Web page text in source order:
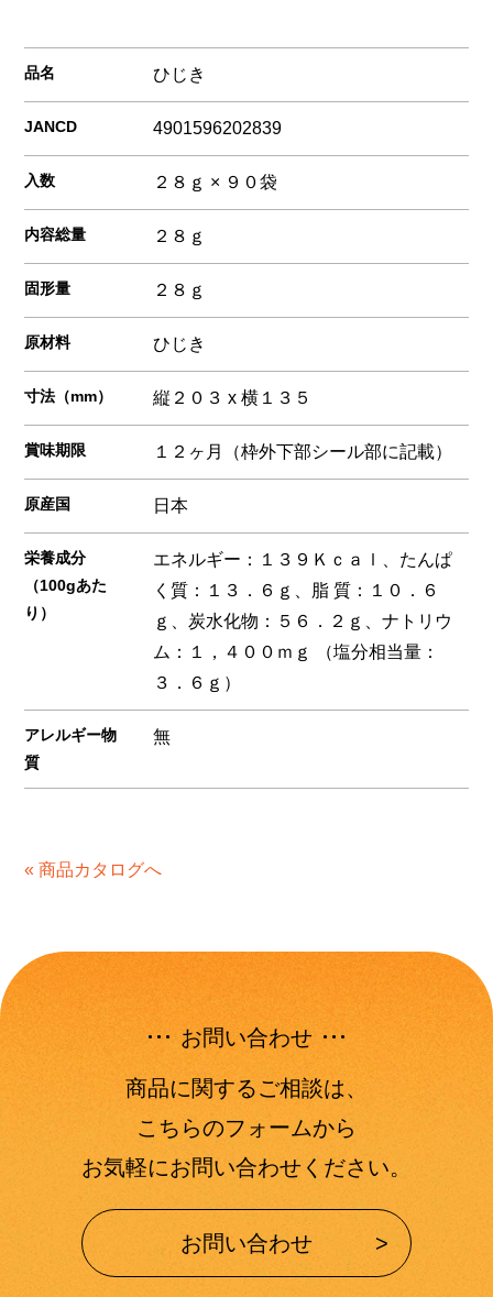
品名 ひじき
JANCD 4901596202839
入数 ２８ｇ × ９０袋
内容総量 ２８ｇ
固形量 ２８ｇ
原材料 ひじき
寸法（mm） 縦２０３ x 横１３５
賞味期限 １２ヶ月（枠外下部シール部に記載）
原産国 日本
栄養成分
（100gあた
り）
エネルギー：１３９Ｋｃａｌ、たんぱ
く質：１３．６ｇ、脂 質：１０．６
ｇ、炭水化物：５６．２ｇ、ナトリウ
ム：１，４００ｍｇ （塩分相当量：
３．６ｇ）
アレルギー物
質
無
« 商品カタログへ
お問い合わせ
商品に関するご相談は、
こちらのフォームから
お気軽にお問い合わせください。
お問い合わせ